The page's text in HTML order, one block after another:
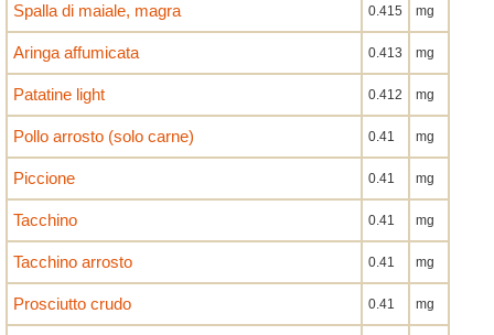
Spalla di maiale, magra 0.415 mg
Aringa affumicata 0.413 mg
Patatine light 0.412 mg
Pollo arrosto (solo carne) 0.41 mg
Piccione 0.41 mg
Tacchino 0.41 mg
Tacchino arrosto 0.41 mg
Prosciutto crudo 0.41 mg